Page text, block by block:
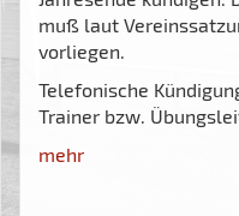
muß laut
vorliegen.
Telefonische
Trainer bzw.
mehr